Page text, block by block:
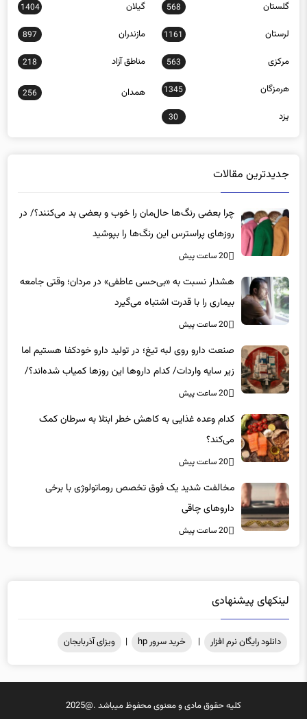
لرستان 1161 مازندران 897
مرکزی 563 مناطق آزاد 218
هرمزگان 1345
256
یزد 30
چرا بعضی رنگ‌ها حال‌مان را خوب و بعضی بد می‌کنند؟/ در
روزهای پراسترس این رنگ‌ها را بپوشید
20 ساعت پیش
هشدار نسبت به «بی‌حسی عاطفی» در مردان؛ وقتی جامعه
بیماری را با قدرت اشتباه می‌گیرد
20 ساعت پیش
صنعت دارو روی لبه تیغ؛ در تولید دارو خودکفا هستیم اما
زیر سایه واردات/ کدام داروها این روزها کمیاب شده‌اند؟/
«کشور سه ماه ذخیره دارویی دارد»
20 ساعت پیش
کدام وعده غذایی به کاهش خطر ابتلا به سرطان کمک
می‌کند؟
20 ساعت پیش
مخالفت شدید یک فوق تخصص روماتولوژی با برخی
داروهای چاقی
20 ساعت پیش
دانلود رایگان نرم افزار
کلیه حقوق مادی و معنوی محفوظ میباشد .@2025